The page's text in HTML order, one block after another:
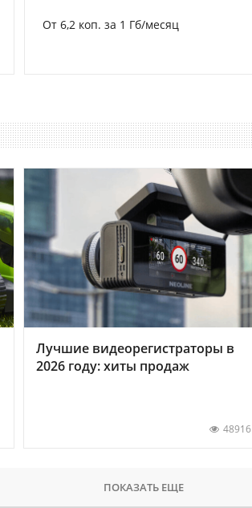
От 6,2 коп. за 1 Гб/месяц
Лучшие видеорегистраторы в
2026 году: хиты продаж
48916
ПОКАЗАТЬ ЕЩЕ